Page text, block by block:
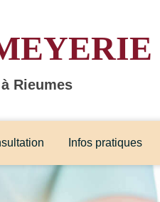
Rieumes
Infos pratiques